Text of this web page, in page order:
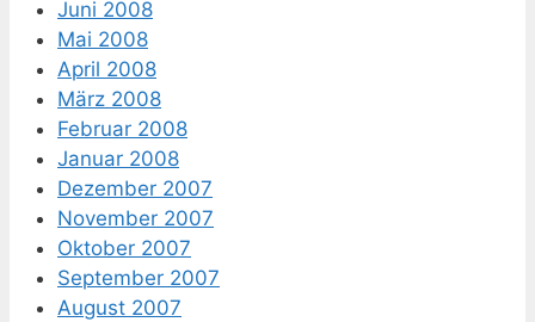
Juni 2008
Mai 2008
April 2008
März 2008
Februar 2008
Januar 2008
Dezember 2007
November 2007
Oktober 2007
September 2007
August 2007